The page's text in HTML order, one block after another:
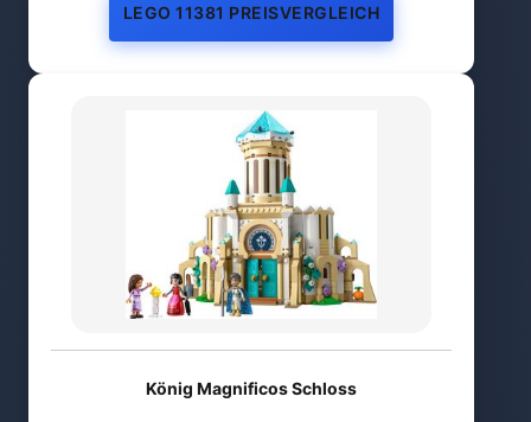
LEGO 11381 PREISVERGLEICH
König Magnificos Schloss